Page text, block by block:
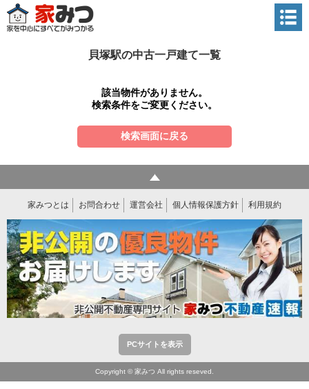
貝塚駅の中古一戸建て一覧
該当物件がありません。
検索条件をご変更ください。
検索画面に戻る
家みつとは お問合わせ 運営会社 個人情報保護方針 利用規約
PCサイトを表示
Copyright © 家みつ All rights reseved.